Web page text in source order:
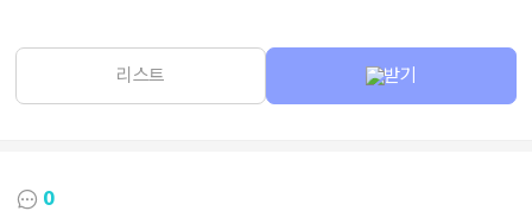
리스트 받기
0